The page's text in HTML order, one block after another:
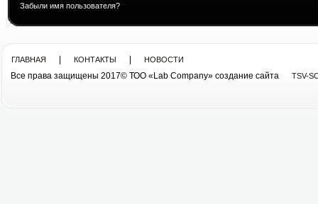
Забыли имя пользователя?
ГЛАВНАЯ КОНТАКТЫ НОВОСТИ
Все права защищены 2017© ТОО «Lab Company» cоздание сайта TSV-